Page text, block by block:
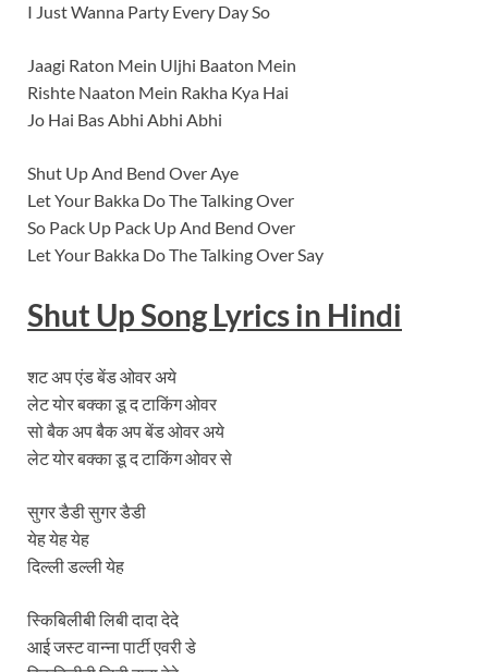
I Just Wanna Party Every Day So
Jaagi Raton Mein Uljhi Baaton Mein
Rishte Naaton Mein Rakha Kya Hai
Jo Hai Bas Abhi Abhi Abhi
Shut Up And Bend Over Aye
Let Your Bakka Do The Talking Over
So Pack Up Pack Up And Bend Over
Let Your Bakka Do The Talking Over Say
Shut Up Song Lyrics in Hindi
शट अप एंड बेंड ओवर अये
लेट योर बक्का डू द टाकिंग ओवर
सो बैक अप बैक अप बेंड ओवर अये
लेट योर बक्का डू द टाकिंग ओवर से
सुगर डैडी सुगर डैडी
येह येह येह
दिल्ली डल्ली येह
स्किबिलीबी लिबी दादा देदे
आई जस्ट वान्ना पार्टी एवरी डे